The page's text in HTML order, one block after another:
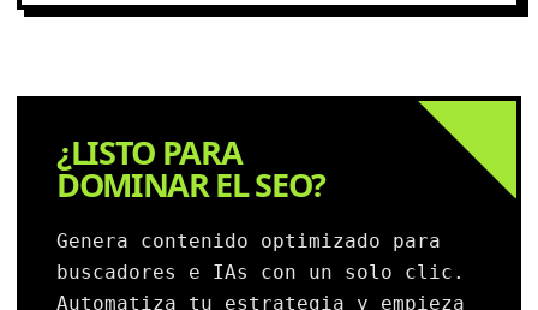
¿LISTO PARA
DOMINAR EL SEO?
Genera contenido optimizado para
buscadores e IAs con un solo clic.
Automatiza tu estrategia y empieza